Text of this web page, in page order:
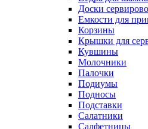
Доски
Емкости для
Корзины
Крышки для
Кувшины
Молочники
Палочки
Подиумы
Подносы
Подставки
Салатники
Салфетницы